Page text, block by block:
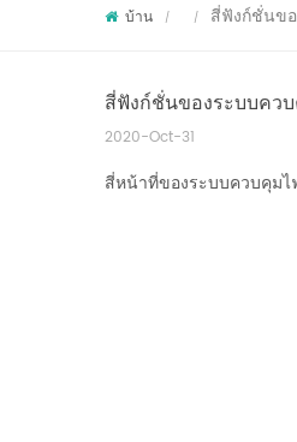
บ้าน / / สี่ฟังก์ชั่นข
สี่ฟังก์ชั่นของระบบคว
2020-Oct-31
สี่หน้าที่ของระบบควบคุมไ